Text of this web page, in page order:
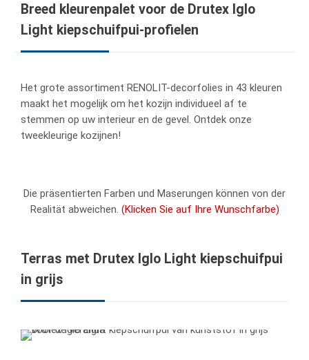
Breed kleurenpalet voor de Drutex Iglo
Light kiepschuifpui-profielen
Het grote assortiment RENOLIT-decorfolies in 43 kleuren
maakt het mogelijk om het kozijn individueel af te
stemmen op uw interieur en de gevel. Ontdek onze
tweekleurige kozijnen!
Die präsentierten Farben und Maserungen können von der
Realität abweichen. (Klicken Sie auf Ihre Wunschfarbe)
Terras met Drutex Iglo Light kiepschuifpui
in grijs